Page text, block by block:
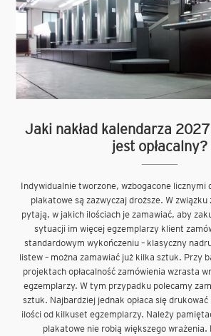
Jaki nakład kalendarza
jest opłacalny?
Indywidualnie tworzone, wzbogacone licznymi
plakatowe są zazwyczaj droższe. W
pytają, w jakich ilościach je zamawiać, aby
sytuacji im więcej egzemplarzy klient
standardowym wykończeniu – klasyczny
listew – można zamawiać już kilka sztuk. Przy
projektach opłacalność zamówienia wzrasta
egzemplarzy. W tym przypadku polecamy
sztuk. Najbardziej jednak opłaca się
ilości od kilkuset egzemplarzy. Należy
plakatowe nie robią większego wrażenia.